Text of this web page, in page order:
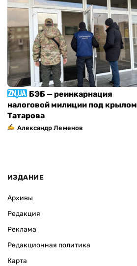
БЭБ — реинкарнация
налоговой милиции под крылом
Татарова
Александр Леменов
ИЗДАНИЕ
Архивы
Редакция
Реклама
Редакционная политика
Карта